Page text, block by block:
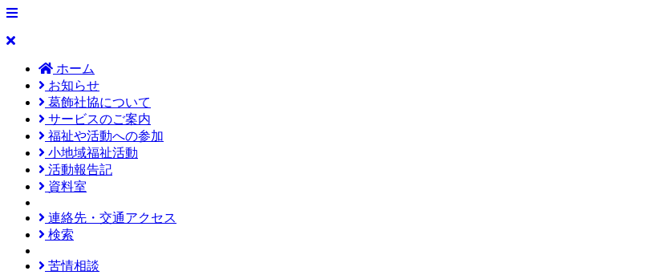
ホーム
お知らせ
葛飾社協について
サービスのご案内
福祉や活動への参加
小地域福祉活動
活動報告記
資料室
連絡先・交通アクセス
検索
苦情相談